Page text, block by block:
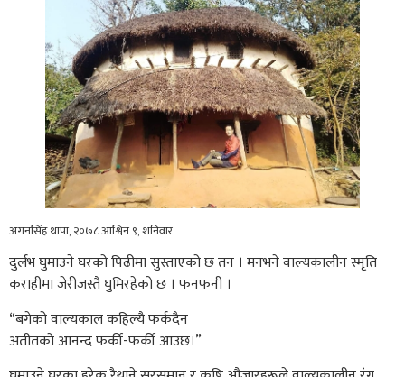
अगनसिंह थापा, २०७८ आश्विन ९, शनिवार
दुर्लभ घुमाउने घरको पिढीमा सुस्ताएको छ तन । मनभने वाल्यकालीन स्मृति
कराहीमा जेरीजस्तै घुमिरहेको छ । फनफनी ।
“बगेको वाल्यकाल कहिल्यै फर्कदैन
अतीतको आनन्द फर्की-फर्की आउछ।”